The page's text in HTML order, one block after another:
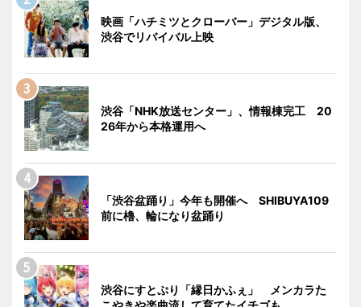
映画「ハチミツとクローバー」デジタル版、
渋谷でリバイバル上映
渋谷「NHK放送センター」、情報棟完工 20
26年から本格運用へ
「渋谷盆踊り」今年も開催へ SHIBUYA109
前に櫓、輪になり盆踊り
渋谷にすとぷり「縁日かふぇ」 メンカラた